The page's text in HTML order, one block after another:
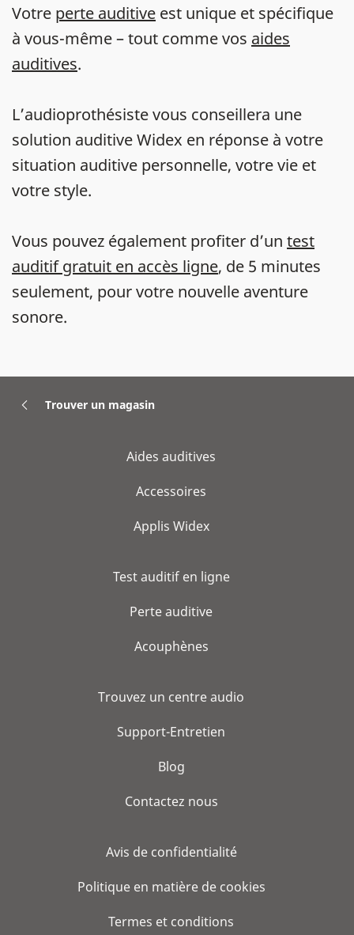
Votre perte auditive est unique et spécifique
à vous-même – tout comme vos aides
auditives.
L’audioprothésiste vous conseillera une
solution auditive Widex en réponse à votre
situation auditive personnelle, votre vie et
votre style.
Vous pouvez également profiter d’un test
auditif gratuit en accès ligne, de 5 minutes
seulement, pour votre nouvelle aventure
sonore.
Trouver un magasin
Aides auditives
Accessoires
Applis Widex
Test auditif en ligne
Perte auditive
Acouphènes
Trouvez un centre audio
Support-Entretien
Blog
Contactez nous
Avis de confidentialité
Politique en matière de cookies
Termes et conditions